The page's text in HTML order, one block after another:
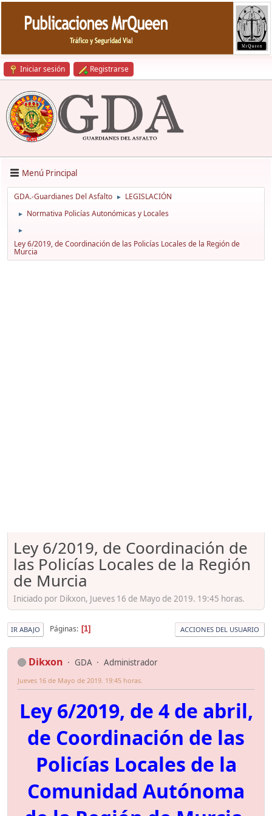
Iniciar sesión Registrarse
Menú Principal
GDA.-Guardianes Del Asfalto ► LEGISLACIÓN
► Normativa Policías Autonómicas y Locales
►
Ley 6/2019, de Coordinación de las Policías Locales de la Región de
Murcia
Ley 6/2019, de Coordinación de
las Policías Locales de la Región
de Murcia
Iniciado por Dikxon, Jueves 16 de Mayo de 2019. 19:45 horas.
IR ABAJO Páginas 1 ACCIONES DEL USUARIO
Dikxon GDA Administrador
Jueves 16 de Mayo de 2019. 19:45 horas.
Ley 6/2019, de 4 de abril,
de Coordinación de las
Policías Locales de la
Comunidad Autónoma